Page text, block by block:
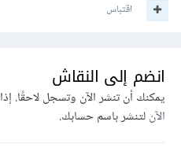
اقتباس
انضم إلى النقاش
يمكنك أن تنشر الآن وتسجل لاحقًا.
الآنلتنشر باسم حسابك.